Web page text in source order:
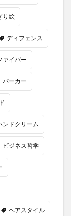
り絵
ディフェンス
ァイバー
パーカー
ンドクリーム
ビジネス哲学
ヘアスタイル